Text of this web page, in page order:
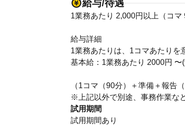
給与/待遇
1業務あたり 2,000円以上（コマ
給与詳細
1業務あたりは、1コマあたりを
基本給：1業務あたり 2000円 〜
（1コマ（90分）＋準備＋報告
※上記以外で別途、事務作業な
試用期間
試用期間あり